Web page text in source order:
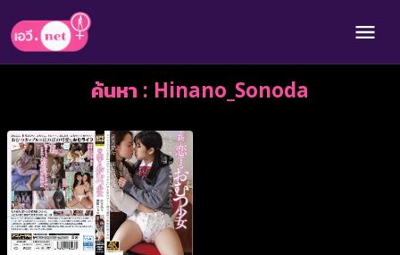
ค้นหา : Hinano_Sonoda